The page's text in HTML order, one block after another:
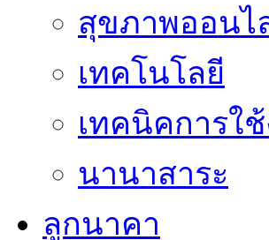
สุขภาพออนไ
เทคโนโลยี
เทคนิคการใ
นานาสาระ
ลูกนาคา